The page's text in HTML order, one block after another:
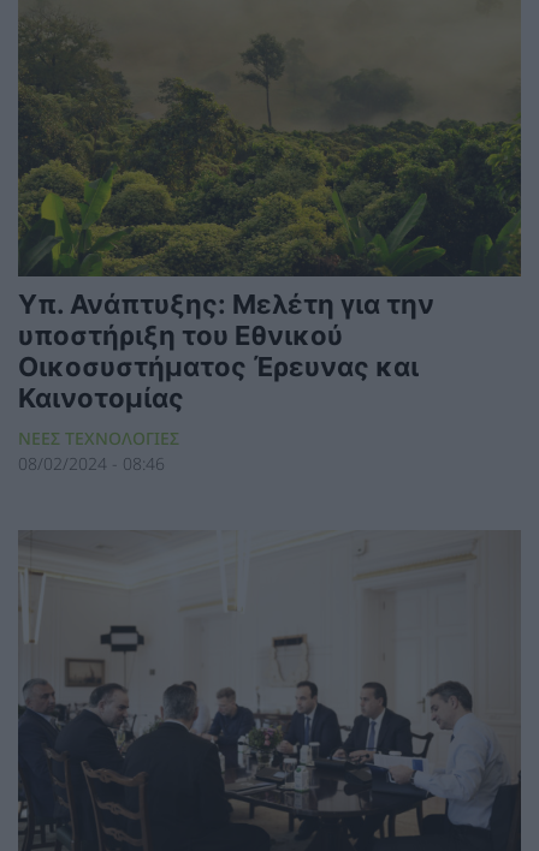
Υπ. Ανάπτυξης: Μελέτη για την
υποστήριξη του Εθνικού
Οικοσυστήματος Έρευνας και
Καινοτομίας
ΝΕΕΣ ΤΕΧΝΟΛΟΓΙΕΣ
08/02/2024 - 08:46